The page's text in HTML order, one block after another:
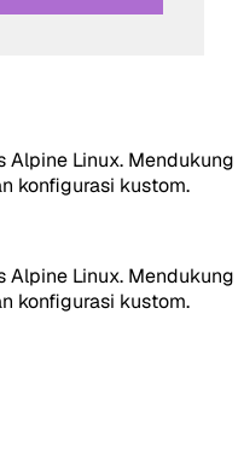
Alpine Linux. Mendukung
konfigurasi kustom.
Alpine Linux. Mendukung
konfigurasi kustom.